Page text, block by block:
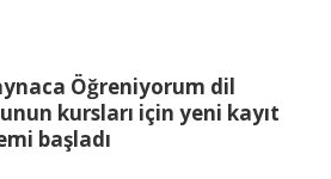
Öğreniyorum dil
kursları için yeni kayıt
başladı